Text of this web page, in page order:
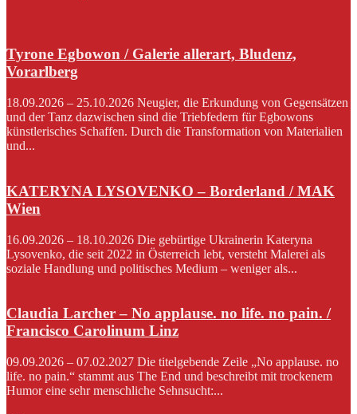
Tyrone Egbowon / Galerie allerart, Bludenz,
Vorarlberg
18.09.2026 – 25.10.2026 Neugier, die Erkundung von Gegensätzen
und der Tanz dazwischen sind die Triebfedern für Egbowons
künstlerisches Schaffen. Durch die Transformation von Materialien
und...
KATERYNA LYSOVENKO – Borderland / MAK
Wien
16.09.2026 – 18.10.2026 Die gebürtige Ukrainerin Kateryna
Lysovenko, die seit 2022 in Österreich lebt, versteht Malerei als
soziale Handlung und politisches Medium – weniger als...
Claudia Larcher – No applause. no life. no pain. /
Francisco Carolinum Linz
09.09.2026 – 07.02.2027 Die titelgebende Zeile „No applause. no
life. no pain.“ stammt aus The End und beschreibt mit trockenem
Humor eine sehr menschliche Sehnsucht:...